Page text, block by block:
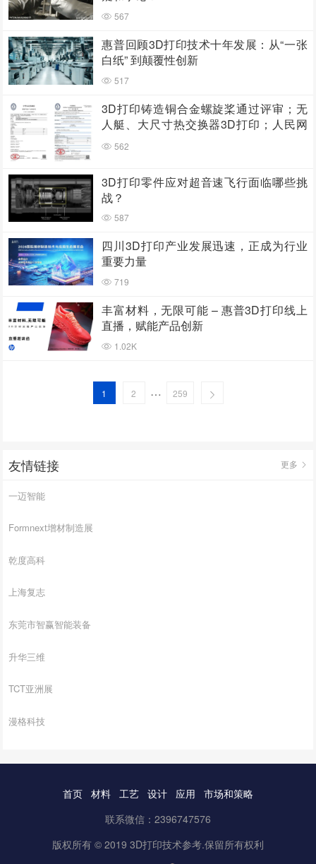
567
惠普回顾3D打印技术十年发展：从“一张
白纸” 到颠覆性创新
517
3D打印铸造铜合金螺旋桨通过评审；无
人艇、大尺寸热交换器3D打印；人民网
报道两家3D打印企业
562
3D打印零件应对超音速飞行面临哪些挑
战？
587
四川3D打印产业发展迅速，正成为行业
重要力量
719
丰富材料，无限可能 – 惠普3D打印线上
直播，赋能产品创新
1.02K
1 2 … 259
友情链接 更多
一迈智能
Formnext增材制造展
乾度高科
上海复志
东莞市智赢智能装备
升华三维
TCT亚洲展
漫格科技
首页 材料 工艺 设计 应用
市场和策略
联系微信：2396747576
版权所有 © 2019 3D打印技术参考.保留所有权利